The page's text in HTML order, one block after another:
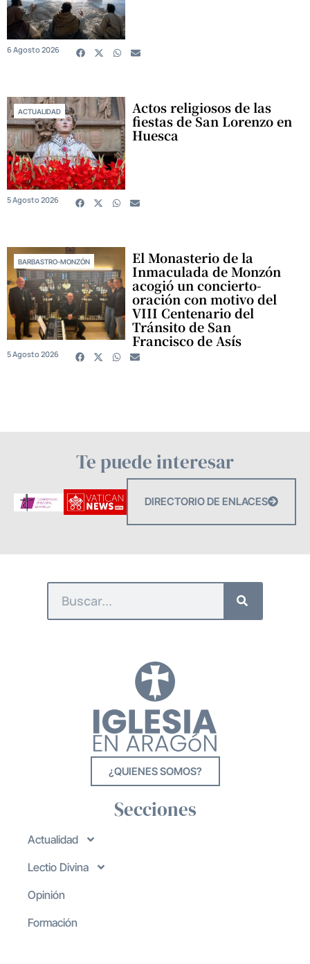
6 Agosto 2026
ACTUALIDAD Actos religiosos de las
fiestas de San Lorenzo en
Huesca
5 Agosto 2026
BARBASTRO-MONZÓN El Monasterio de la
Inmaculada de Monzón
acogió un concierto-
oración con motivo del
VIII Centenario del
Tránsito de San
Francisco de Asís
5 Agosto 2026
Te puede interesar
DIRECTORIO DE ENLACES
¿QUIENES SOMOS?
Secciones
Actualidad
Lectio Divina
Opinión
Formación